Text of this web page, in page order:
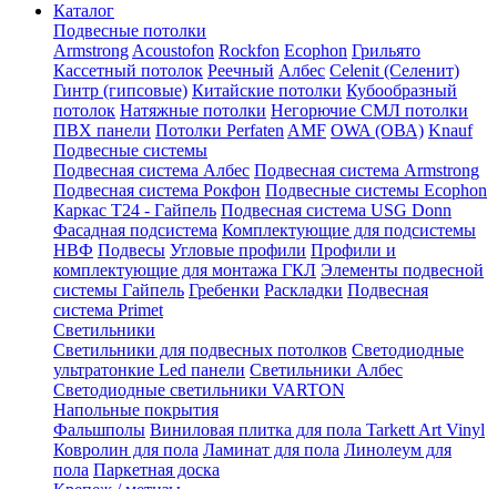
Каталог
Подвесные потолки
Armstrong Acoustofon Rockfon Ecophon Грильято
Кассетный потолок Реечный Албес Celenit (Селенит)
Гинтр (гипсовые) Китайские потолки Кубообразный
потолок Натяжные потолки Негорючие СМЛ потолки
ПВХ панели Потолки Perfaten AMF OWA (ОВА) Knauf
Подвесные системы
Подвесная система Албес Подвесная система Armstrong
Подвесная система Рокфон Подвесные системы Ecophon
Каркас Т24 - Гайпель Подвесная система USG Donn
Фасадная подсистема Комплектующие для подсистемы
НВФ Подвесы Угловые профили Профили и
комплектующие для монтажа ГКЛ Элементы подвесной
системы Гайпель Гребенки Раскладки Подвесная
система Primet
Светильники
Светильники для подвесных потолков Светодиодные
ультратонкие Led панели Светильники Албес
Светодиодные светильники VARTON
Напольные покрытия
Фальшполы Виниловая плитка для пола Tarkett Art Vinyl
Ковролин для пола Ламинат для пола Линолеум для
пола Паркетная доска